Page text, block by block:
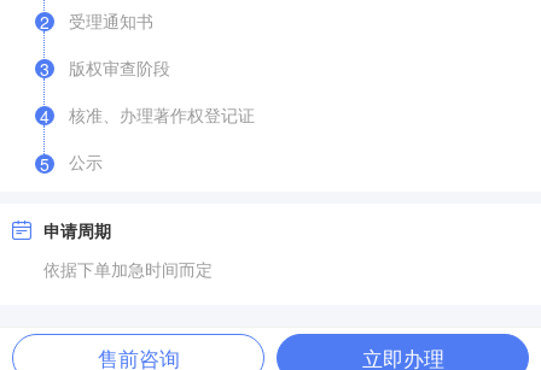
2
受理通知书
3
版权审查阶段
4
核准、办理著作权登记证
5 公示
申请周期
依据下单加急时间而定
售前咨询 立即办理